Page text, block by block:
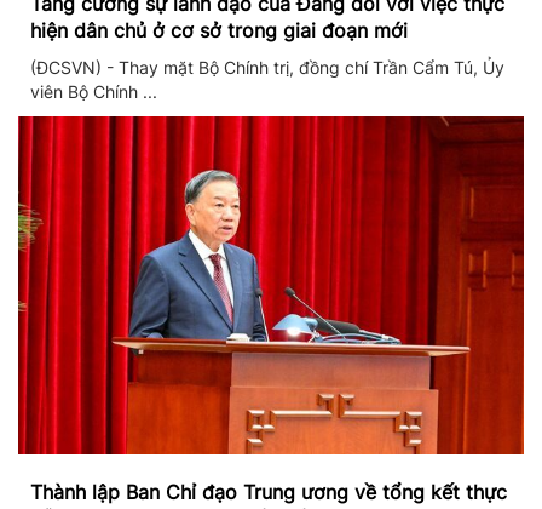
hiện dân chủ ở cơ sở trong giai đoạn mới
(ĐCSVN) - Thay mặt Bộ Chính trị, đồng chí Trần Cẩm Tú, Ủy
viên Bộ Chính ...
Thành lập Ban Chỉ đạo Trung ương về tổng kết thực